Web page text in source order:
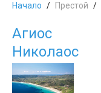
Начало Престой
Агиос
Николаос